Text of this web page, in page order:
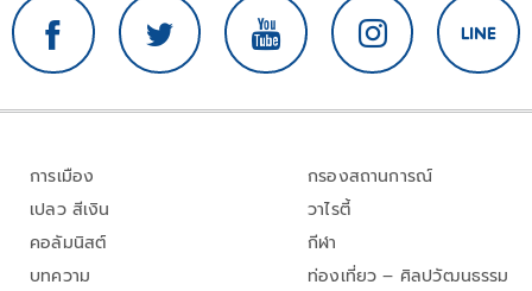
การเมือง
เปลว สีเงิน
คอลัมนิสต์
บทความ
กรองสถานการณ์
วาไรตี้
กีฬา
ท่องเที่ยว – ศิลปวัฒนธรรม